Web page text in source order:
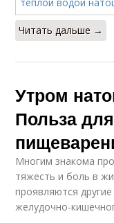
Читать дальше →
Утром
Польза
Многим знакома
тяжесть и боль в
проявляются
желудочно-